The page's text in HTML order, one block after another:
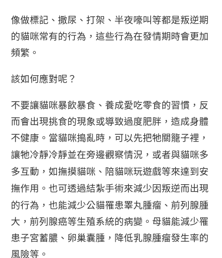
像做標記、撒尿、打架、半夜嚎叫等都是叛逆期
的貓咪常有的行為，這些行為在發情期時會更加
頻繁。
該如何應對呢？
不要讓貓咪暴飲暴食、養成愛吃零食的習慣，反
而會出現挑食的現象或導致過度肥胖，造成身體
不健康。 當貓咪搗亂時，可以先把牠關籠子裡，
讓牠冷靜冷靜並在旁邊觀察情況，或者與貓咪多
多互動，如撫摸貓咪、陪貓咪玩遊戲等來達到安
撫作用。也可透過結紮手術來減少因叛逆而出現
的行為，也能減少公貓罹患睪丸腫瘤、前列腺腫
大，前列腺癌等生殖系統的病變。 母貓能減少罹
患子宮蓄膿、卵巢囊腫，降低乳腺腫瘤發生率的
風險等。